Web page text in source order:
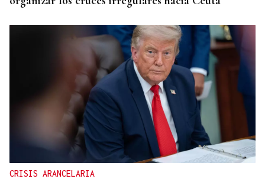
CRISIS ARANCELARIA